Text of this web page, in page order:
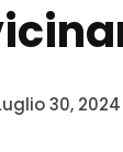
30, 2024